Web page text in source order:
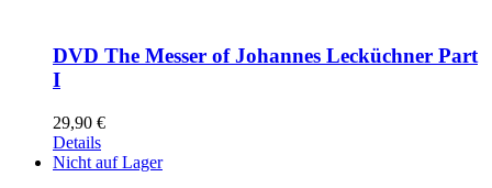
DVD The Messer of Johannes Lecküchner Part
I
29,90 €
Details
Nicht auf Lager